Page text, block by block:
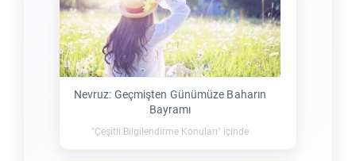
Nevruz: Geçmişten Günümüze Baharın
Bayramı
"Çeşitli Bilgilendirme Konuları" içinde